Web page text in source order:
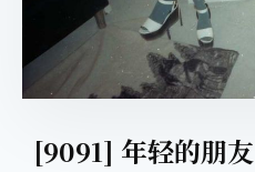
[9091] 年轻的朋友